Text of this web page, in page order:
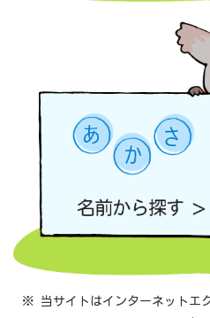
※ 当サイトはインターネットエ